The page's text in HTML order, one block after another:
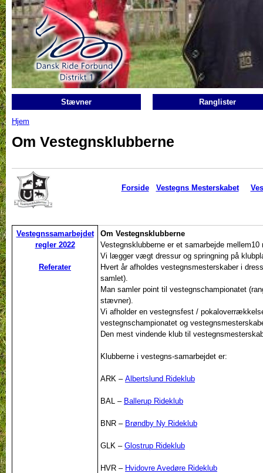
Gå til hovedindhold
Stævner Ranglister
Du er her
Hjem
Om Vestegnsklubberne
Forside Vestegns Mesterskabet
Vestegnssamarbejdet
regler2022
Referater
Om Vestegnsklubberne
Vestegnsklubberne er et samarbejde
Vi lægger vægt dressur og springning på
Hvert år afholdes vestegnsmesterskaber i
samlet).
Man samler point til vestegnschampionatet
stævner).
Vi afholder en vestegnsfest /
vestegnschampionatet og
Den mest vindende klub til
Klubberne i vestegns-samarbejdet er:
ARK – Albertslund Rideklub
BAL – Ballerup Rideklub
BNR – Brøndby Ny Rideklub
GLK – Glostrup Rideklub
HVR – Hvidovre Avedøre Rideklub